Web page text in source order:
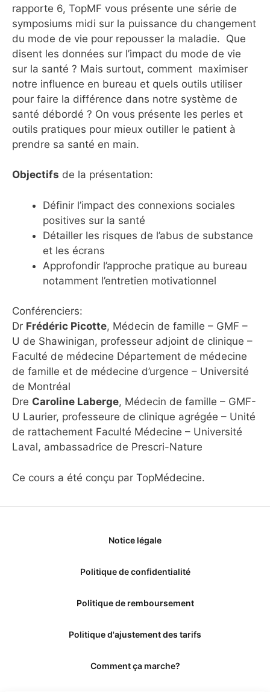
rapporte 6, TopMF vous présente une série de
symposiums midi sur la puissance du changement
du mode de vie pour repousser la maladie. Que
disent les données sur l’impact du mode de vie
sur la santé ? Mais surtout, comment maximiser
notre influence en bureau et quels outils utiliser
pour faire la différence dans notre système de
santé débordé ? On vous présente les perles et
outils pratiques pour mieux outiller le patient à
prendre sa santé en main.
Objectifs de la présentation:
Définir l’impact des connexions sociales
positives sur la santé
Détailler les risques de l’abus de substance
et les écrans
Approfondir l’approche pratique au bureau
notamment l’entretien motivationnel
Conférenciers:
Dr Frédéric Picotte, Médecin de famille – GMF –
U de Shawinigan, professeur adjoint de clinique –
Faculté de médecine Département de médecine
de famille et de médecine d’urgence – Université
de Montréal
Dre Caroline Laberge, Médecin de famille – GMF-
U Laurier, professeure de clinique agrégée – Unité
de rattachement Faculté Médecine – Université
Laval, ambassadrice de Prescri-Nature
Ce cours a été conçu par TopMédecine.
Notice légale
Politique de confidentialité
Politique de remboursement
Politique d'ajustement des tarifs
Comment ça marche?